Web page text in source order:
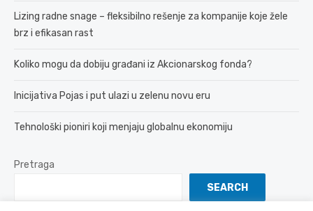
Lizing radne snage – fleksibilno rešenje za kompanije koje žele
brz i efikasan rast
Koliko mogu da dobiju građani iz Akcionarskog fonda?
Inicijativa Pojas i put ulazi u zelenu novu eru
Tehnološki pioniri koji menjaju globalnu ekonomiju
Pretraga
SEARCH